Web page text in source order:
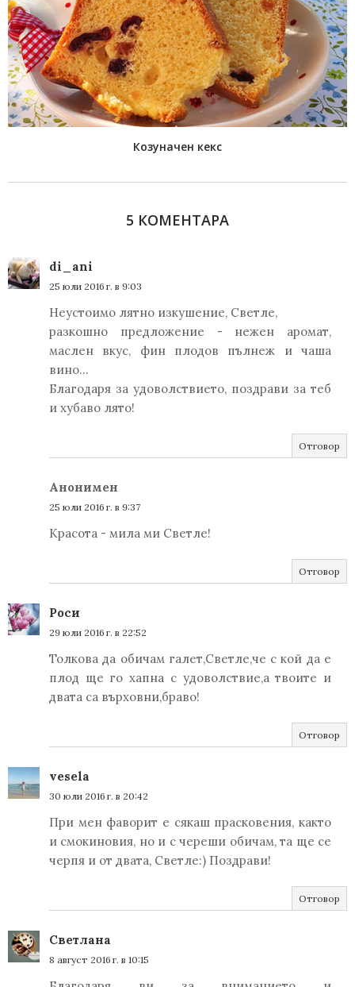
Козуначен кекс
5 КОМЕНТАРА
di_ani
25 юли 2016 г. в 9:03
Неустоимо лятно изкушение, Светле,
разкошно предложение - нежен аромат,
маслен вкус, фин плодов пълнеж и чаша
вино...
Благодаря за удоволствието, поздрави за теб
и хубаво лято!
Отговор
Анонимен
25 юли 2016 г. в 9:37
Красота - мила ми Светле!
Отговор
Роси
29 юли 2016 г. в 22:52
Толкова да обичам галет,Светле,че с кой да е
плод ще го хапна с удоволствие,а твоите и
двата са върховни,браво!
Отговор
vesela
30 юли 2016 г. в 20:42
При мен фаворит е сякаш прасковения, както
и смокиновия, но и с череши обичам, та ще се
черпя и от двата, Светле:) Поздрави!
Отговор
Светлана
8 август 2016 г. в 10:15